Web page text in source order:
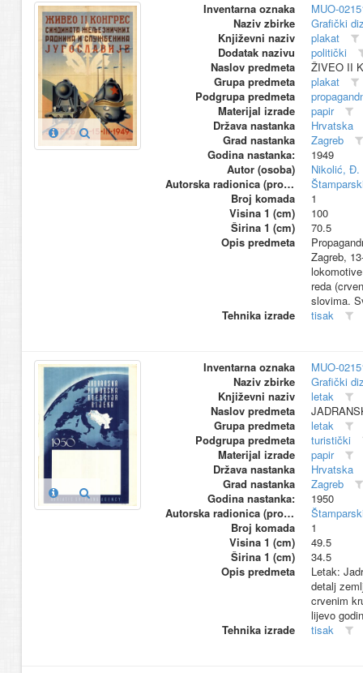
Inventarna oznaka
MUO-
Naziv zbirke
Grafički
Književni naziv
plakat
Dodatak nazivu
politički
Naslov predmeta
ŽIVEO II
Grupa predmeta
plakat
Podgrupa predmeta
Materijal izrade
papir
Država nastanka
Hrvatska
Grad nastanka
Zagreb
Godina nastanka:
1949
Autor (osoba)
Nikolić, Đ.
Autorska radionica (proizvođač)
Broj komada
1
Visina 1 (cm)
100
Širina 1 (cm)
70.5
Opis predmeta
Zagreb,
reda
slovima.
Tehnika izrade
tisak
Inventarna oznaka
MUO-
Naziv zbirke
Grafički
Književni naziv
letak
Naslov predmeta
Grupa predmeta
letak
Podgrupa predmeta
turistički
Materijal izrade
papir
Država nastanka
Hrvatska
Grad nastanka
Zagreb
Godina nastanka:
1950
Autorska radionica (proizvođač)
Broj komada
1
Visina 1 (cm)
49.5
Širina 1 (cm)
34.5
Opis predmeta
Letak:
detalj
crvenim
lijevo
Tehnika izrade
tisak